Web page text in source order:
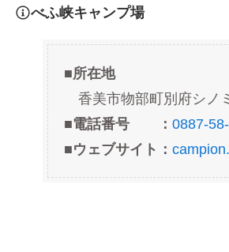
べふ峡キャンプ場
■所在地
香美市物部町別府シノ
■電話番号 ： 0887-
■ウェブサイト：